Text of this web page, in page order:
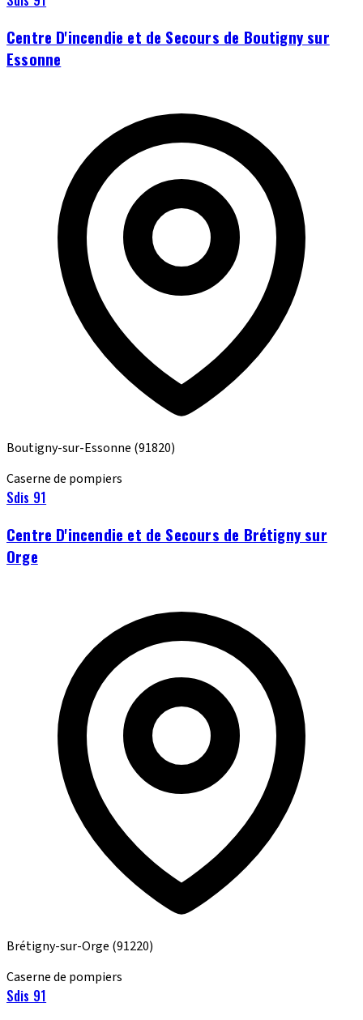
Centre D'incendie et de Secours de Boutigny sur
Essonne
Boutigny-sur-Essonne (91820)
Caserne de pompiers
Sdis 91
Centre D'incendie et de Secours de Brétigny sur
Orge
Brétigny-sur-Orge (91220)
Caserne de pompiers
Sdis 91